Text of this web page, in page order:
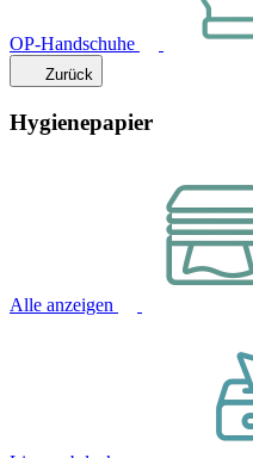
OP-Handschuhe
Zurück
Hygienepapier
Alle anzeigen